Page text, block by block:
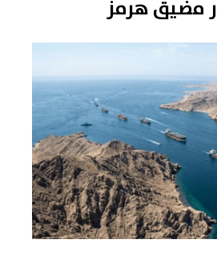
مضيق هرمز